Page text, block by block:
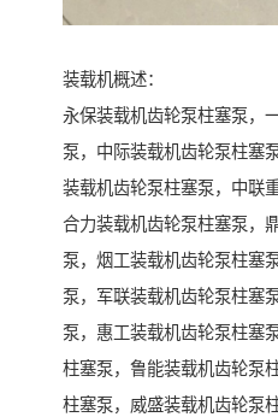
装载机概述：
永保装载机齿轮泵柱塞泵，
泵，中际装载机齿轮泵柱塞
装载机齿轮泵柱塞泵，中联
合力装载机齿轮泵柱塞泵，
泵，烟工装载机齿轮泵柱塞
泵，军联装载机齿轮泵柱塞
泵，惠工装载机齿轮泵柱塞
柱塞泵，鲁能装载机齿轮泵
柱塞泵，威盛装载机齿轮泵